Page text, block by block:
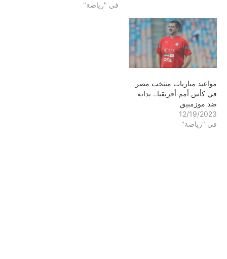
في "رياضة"
مواعيد مباريات منتخب مصر
في كأس أمم أفريقيا.. بداية
ضد موزمبيق
12/19/2023
في "رياضة"